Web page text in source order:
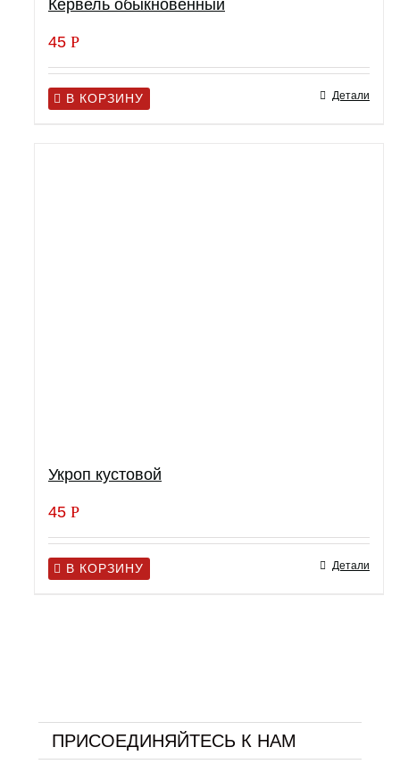
Кервель обыкновенный
45 Р
В КОРЗИНУ Детали
Укроп кустовой
45 Р
В КОРЗИНУ Детали
ПРИСОЕДИНЯЙТЕСЬ К НАМ